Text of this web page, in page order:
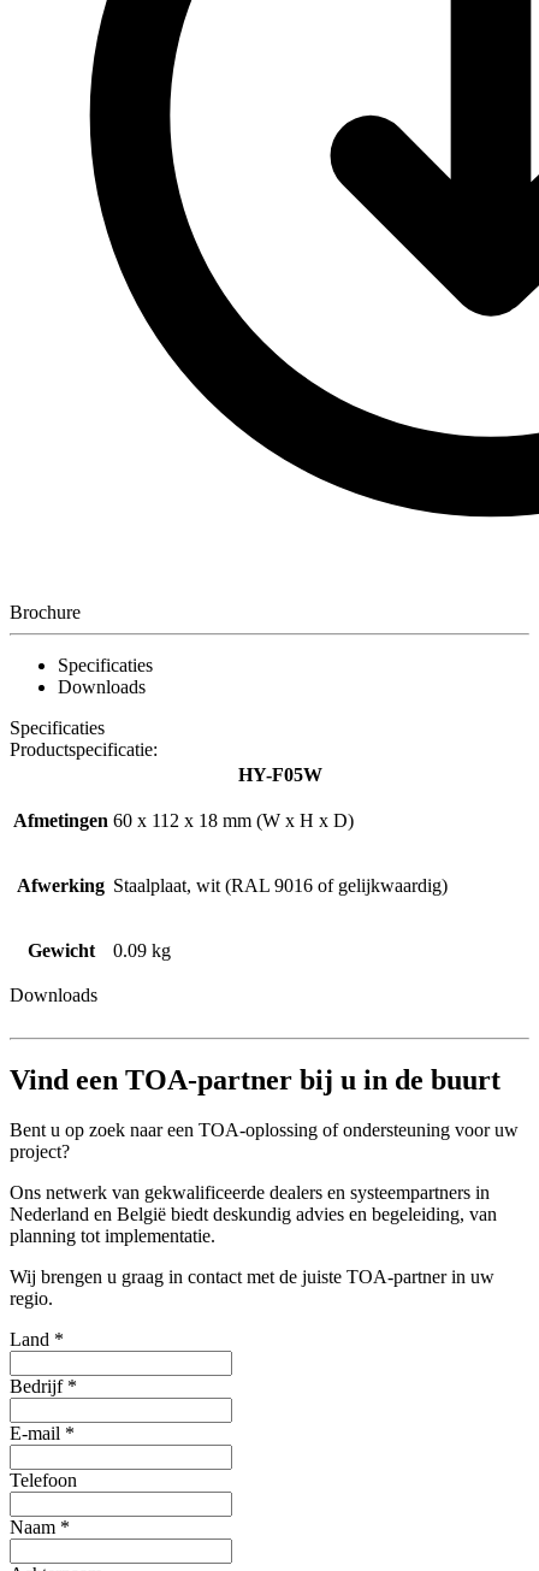
Brochure
Specificaties
Downloads
Specificaties
Productspecificatie:
HY-F05W
Afmetingen 60 x 112 x 18 mm (W x H x D)
Afwerking Staalplaat, wit (RAL 9016 of gelijkwaardig)
Gewicht 0.09 kg
Downloads
Vind een TOA-partner bij u in de buurt
Bent u op zoek naar een TOA-oplossing of ondersteuning voor uw
project?
Ons netwerk van gekwalificeerde dealers en systeempartners in
Nederland en België biedt deskundig advies en begeleiding, van
planning tot implementatie.
Wij brengen u graag in contact met de juiste TOA-partner in uw
regio.
Land *
Bedrijf *
E-mail *
Telefoon
Naam *